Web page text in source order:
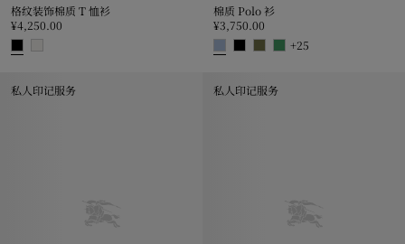
格纹装饰棉质 T 恤衫
¥4,250.00
棉质 Polo 衫
¥3,750.00
+25
私人印记服务 私人印记服务